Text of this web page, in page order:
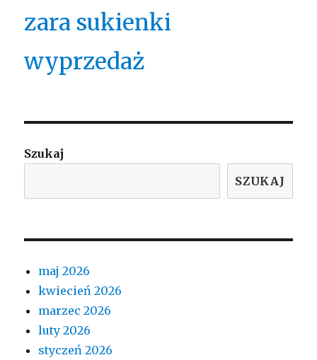
zara sukienki
wyprzedaż
Szukaj
SZUKAJ
maj 2026
kwiecień 2026
marzec 2026
luty 2026
styczeń 2026